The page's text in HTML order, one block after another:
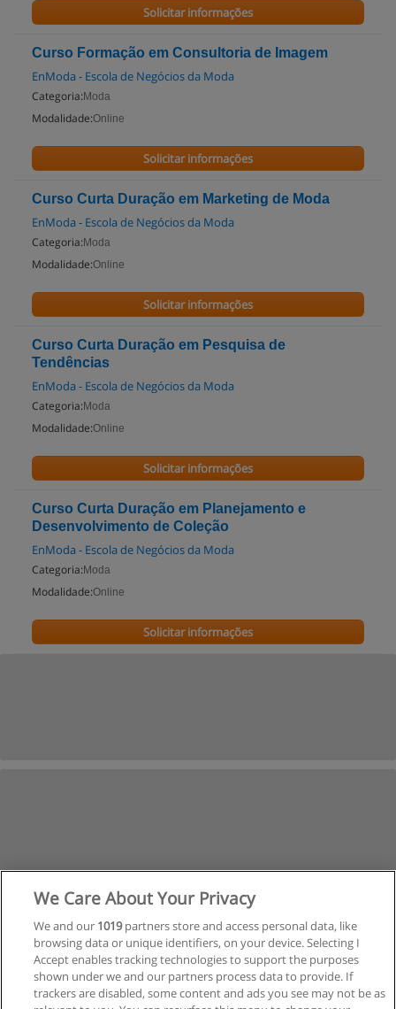
Solicitar informações
Curso Formação em Consultoria de Imagem
EnModa - Escola de Negócios da Moda
Categoria: Moda
Modalidade:Online
Solicitar informações
Curso Curta Duração em Marketing de Moda
EnModa - Escola de Negócios da Moda
Categoria: Moda
Modalidade:Online
Solicitar informações
Curso Curta Duração em Pesquisa de
Tendências
EnModa - Escola de Negócios da Moda
Categoria: Moda
Modalidade:Online
Solicitar informações
Curso Curta Duração em Planejamento e
Desenvolvimento de Coleção
EnModa - Escola de Negócios da Moda
Categoria: Moda
Modalidade:Online
Solicitar informações
We Care About Your Privacy
We and our 1019partners store and access personal data, like
browsing data or unique identifiers, on your device. Selecting I
Accept enables tracking technologies to support the purposes
shown under we and our partners process data to provide. If
trackers are disabled, some content and ads you see may not be as